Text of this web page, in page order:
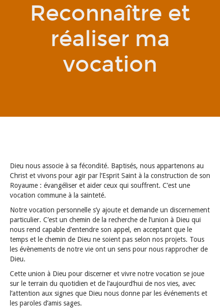
Reconnaître et
réaliser ma
vocation
Dieu nous associe à sa fécondité. Baptisés, nous appartenons au
Christ et vivons pour agir par l’Esprit Saint à la construction de son
Royaume : évangéliser et aider ceux qui souffrent. C’est une
vocation commune à la sainteté.
Notre vocation personnelle s’y ajoute et demande un discernement
particulier. C’est un chemin de la recherche de l’union à Dieu qui
nous rend capable d’entendre son appel, en acceptant que le
temps et le chemin de Dieu ne soient pas selon nos projets. Tous
les évènements de notre vie ont un sens pour nous rapprocher de
Dieu.
Cette union à Dieu pour discerner et vivre notre vocation se joue
sur le terrain du quotidien et de l’aujourd’hui de nos vies, avec
l’attention aux signes que Dieu nous donne par les événements et
les paroles d’amis sages.